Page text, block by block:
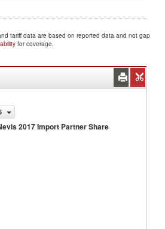
tariff data are based on reported data and not gap
for coverage.
2017 Import Partner Share